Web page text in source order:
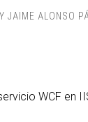
JAIME ALONSO
WCF en